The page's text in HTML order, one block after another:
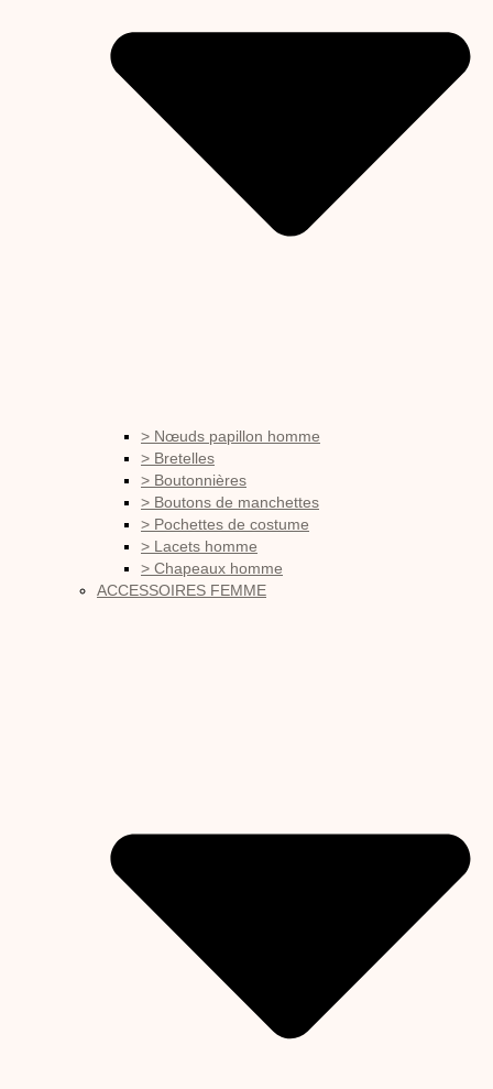
> Nœuds papillon homme
> Bretelles
> Boutonnières
> Boutons de manchettes
> Pochettes de costume
> Lacets homme
> Chapeaux homme
ACCESSOIRES FEMME